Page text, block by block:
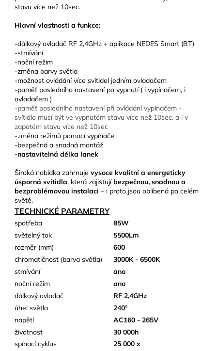
stavu více než 10sec.
Hlavní vlastnosti a funkce:
-dálkový ovladač RF 2,4GHz + aplikace NEDES Smart (BT)
-stmívání
-noční režim
-změna barvy světla
-možnost ovládání více svítidel jedním ovladačem
-paměť posledního nastavení po vypnutí ( i vypínačem, i
ovladačem )
-paměť posledního nastavení při ovládání vypínačem -
svítidlo musí být ve vypnutém stavu více než 10sec. a i v
zapatém stavu více než 10sec
-změna režimů pomocí vypínače
-bezpečná a snadná montáž
-nastavitelná délka lanek
Široká nabídka zahrnuje vysoce kvalitní a energeticky
úsporná svítidla, která zajišťují bezpečnou, snadnou a
bezproblémovou instalaci – i proto jsou oblíbená po celém
světě.
TECHNICKÉ PARAMETRY
spotřeba
85W
světelný tok
5500Lm
rozměr (mm)
600
chromatičnost (barva světla)
3000K - 6500K
stmívání
ano
noční režim
ano
dálkový ovladač
RF 2,4GHz
úhel světla
240°
napětí
AC160 - 265V
životnost
30 000h
spínací cyklus
25 000 x